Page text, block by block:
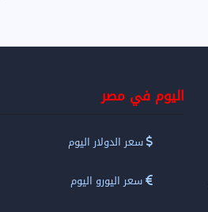
اليوم في مصر
سعر الدولار اليوم
سعر اليورو اليوم